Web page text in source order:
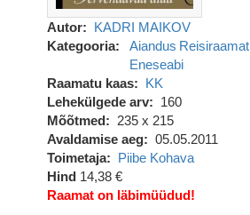
Autor
KADRI MAIKOV
Kategooria
Aiandus Reisiraamat
Eneseabi
Raamatu kaas
KK
Lehekülgede arv
160
Mõõtmed
235 x 215
Avaldamise aeg
05.05.2011
Toimetaja
Piibe Kohava
Hind 14,38 €
Raamat on läbimüüdud!